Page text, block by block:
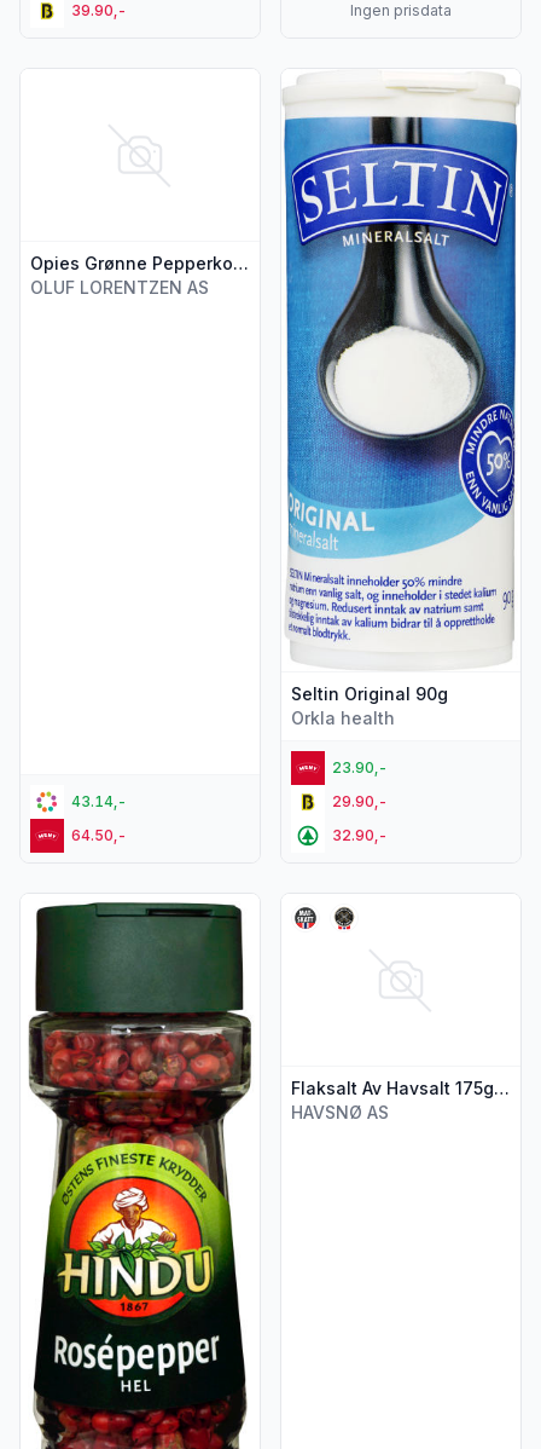
39.90,-
Ingen prisdata
Opies Grønne Pepperkorn 115g
OLUF LORENTZEN AS
43.14,-
64.50,-
Vis flere detaljer for produktet "Opies Grønne Pepperkorn
Seltin Original 90g
Orkla health
23.90,-
29.90,-
32.90,-
Vis flere detaljer for
Vis flere detaljer for produktet "Rosépepper hel 20g glass
Flaksalt Av Havsalt 175g Havsnø
HAVSNØ AS
Vis flere detaljer for